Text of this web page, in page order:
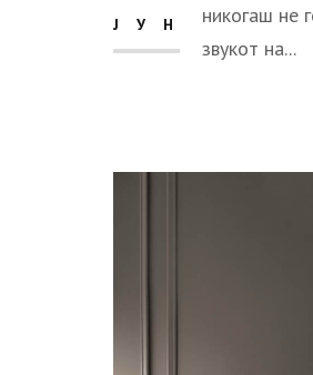
ЈУН
никогаш не
звукот на...